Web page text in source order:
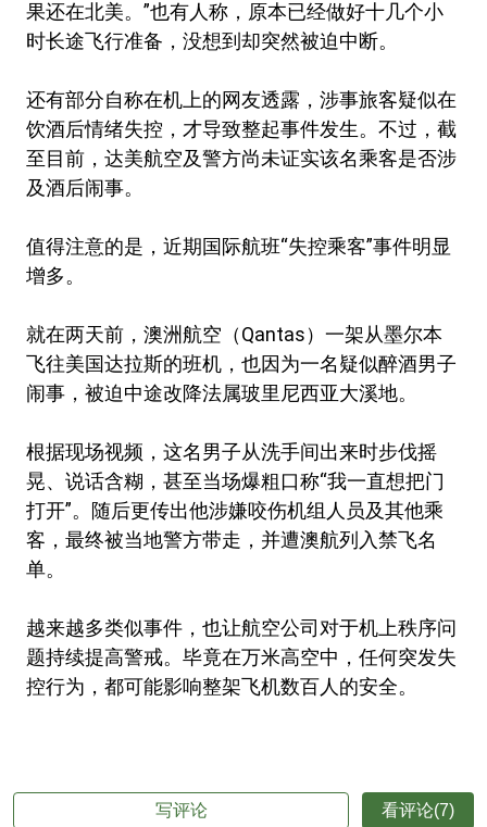
果还在北美。”也有人称，原本已经做好十几个小
时长途飞行准备，没想到却突然被迫中断。
还有部分自称在机上的网友透露，涉事旅客疑似在
饮酒后情绪失控，才导致整起事件发生。不过，截
至目前，达美航空及警方尚未证实该名乘客是否涉
及酒后闹事。
值得注意的是，近期国际航班“失控乘客”事件明显
增多。
就在两天前，澳洲航空（Qantas）一架从墨尔本
飞往美国达拉斯的班机，也因为一名疑似醉酒男子
闹事，被迫中途改降法属玻里尼西亚大溪地。
根据现场视频，这名男子从洗手间出来时步伐摇
晃、说话含糊，甚至当场爆粗口称“我一直想把门
打开”。随后更传出他涉嫌咬伤机组人员及其他乘
客，最终被当地警方带走，并遭澳航列入禁飞名
单。
越来越多类似事件，也让航空公司对于机上秩序问
题持续提高警戒。毕竟在万米高空中，任何突发失
控行为，都可能影响整架飞机数百人的安全。
写评论 看评论(7)